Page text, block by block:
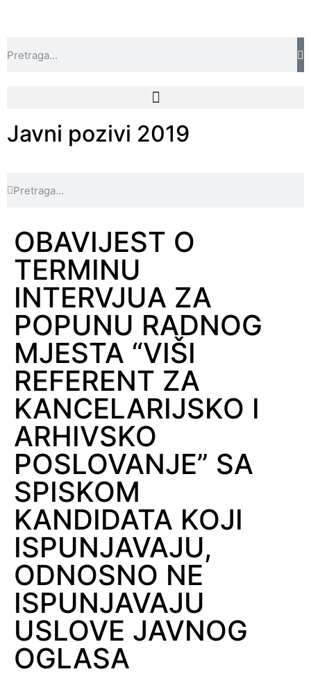
Javni pozivi 2019
OBAVIJEST O
TERMINU
INTERVJUA ZA
POPUNU RADNOG
MJESTA “VIŠI
REFERENT ZA
KANCELARIJSKO I
ARHIVSKO
POSLOVANJE” SA
SPISKOM
KANDIDATA KOJI
ISPUNJAVAJU,
ODNOSNO NE
ISPUNJAVAJU
USLOVE JAVNOG
OGLASA